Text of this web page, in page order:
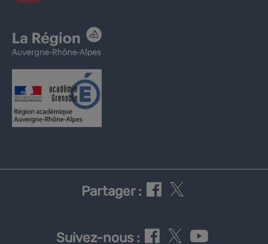
Partager :
Suivez-nous :